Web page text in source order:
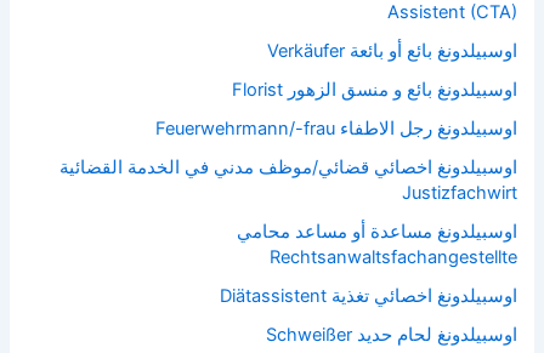
Assistent (CTA)
اوسبيلدونغ بائع أو بائعة Verkäufer
اوسبيلدونغ بائع و منسق الزهور Florist
اوسبيلدونغ رجل الاطفاء Feuerwehrmann/-frau
اوسبيلدونغ اخصائي قضائي/موظف مدني في الخدمة القضائية
Justizfachwirt
اوسبيلدونغ مساعدة أو مساعد محامي
Rechtsanwaltsfachangestellte
اوسبيلدونغ اخصائي تغذية Diätassistent
اوسبيلدونغ لحام حديد Schweißer